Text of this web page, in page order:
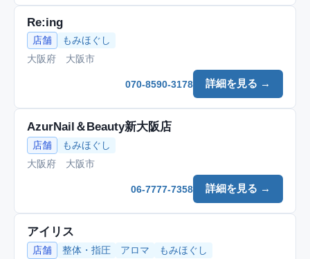
Re:ing
店舗
もみほぐし
大阪府 大阪市
詳細を見る →
070-8590-3178
AzurNail＆Beauty新大阪店
店舗
もみほぐし
大阪府 大阪市
詳細を見る →
06-7777-7358
アイリス
店舗 整体・指圧 アロマ もみほぐし